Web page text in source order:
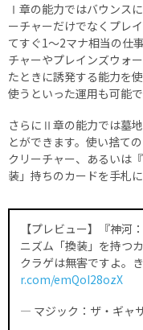
Ⅰ章の能力ではバウンス
ーチャーだけでなくプレ
てすぐ1～2マナ相当の仕
チャーやプレインズウォ
たときに誘発する能力を
使うといった運用も可能で
さらにⅡ章の能力では墓
とができます。使い捨て
クリーチャー、あるいは
装」持ちのカードを手札
【プレビュー】『神河
ニズム「換装」を持つ
クラゲは無害ですよ。き
r.com/emQoI28ozX
— マジック：ザ・ギャ